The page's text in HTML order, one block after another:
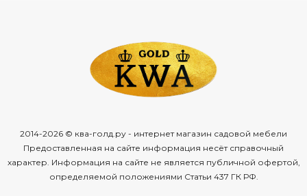
2014-2026 © ква-голд.ру - интернет магазин садовой мебели
Предоставленная на сайте информация несёт справочный
характер. Информация на сайте не является публичной офертой,
определяемой положениями Статьи 437 ГК РФ.